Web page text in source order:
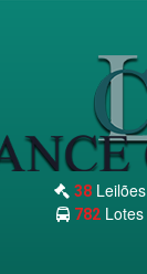
38Leilões
782Lotes